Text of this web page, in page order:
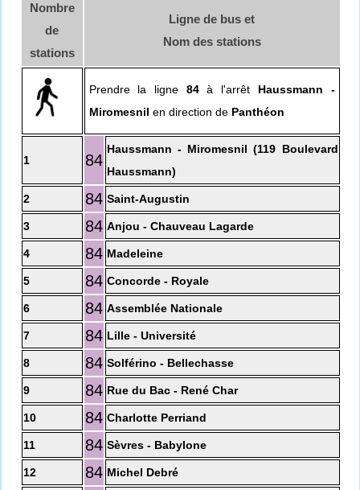
Nombre
de
stations
Ligne de bus et
Nom des stations
Prendre la ligne 84à l'arrêt Haussmann -
Miromesnil en direction de Panthéon
1 84
Haussmann - Miromesnil (119 Boulevard
Haussmann)
2 84 Saint-Augustin
3 84 Anjou - Chauveau Lagarde
4 84 Madeleine
5 84 Concorde - Royale
6 84 Assemblée Nationale
7 84 Lille - Université
8 84 Solférino - Bellechasse
9 84 Rue du Bac - René Char
10 84 Charlotte Perriand
11 84 Sèvres - Babylone
12 84 Michel Debré